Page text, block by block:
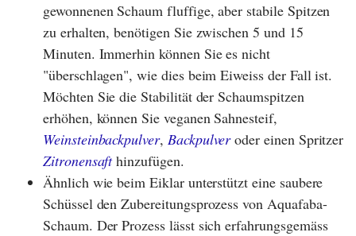
gewonnenen Schaum fluffige, aber stabile Spitzen
zu erhalten, benötigen Sie zwischen 5 und 15
Minuten. Immerhin können Sie es nicht
"überschlagen", wie dies beim Eiweiss der Fall ist.
Möchten Sie die Stabilität der Schaumspitzen
erhöhen, können Sie veganen Sahnesteif,
Weinsteinbackpulver, Backpulveroder einen Spritzer
Zitronensafthinzufügen.
Ähnlich wie beim Eiklar unterstützt eine saubere
Schüssel den Zubereitungsprozess von Aquafaba-
Schaum. Der Prozess lässt sich erfahrungsgemäss